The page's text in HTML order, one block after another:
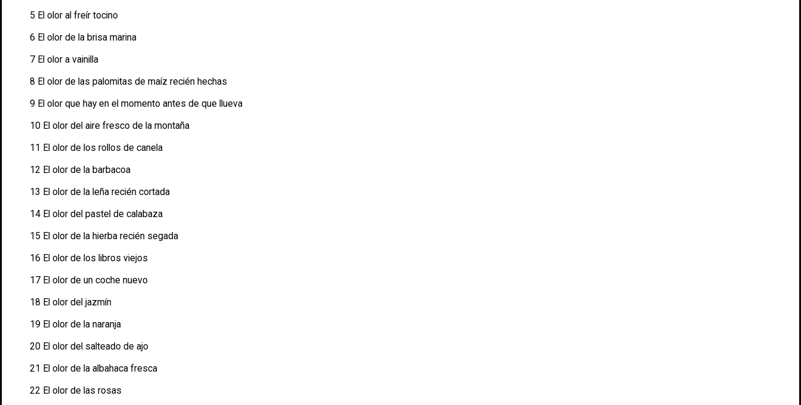
5 El olor al freír tocino
6 El olor de la brisa marina
7 El olor a vainilla
8 El olor de las palomitas de maíz recién hechas
9 El olor que hay en el momento antes de que llueva
10 El olor del aire fresco de la montaña
11 El olor de los rollos de canela
12 El olor de la barbacoa
13 El olor de la leña recién cortada
14 El olor del pastel de calabaza
15 El olor de la hierba recién segada
16 El olor de los libros viejos
17 El olor de un coche nuevo
18 El olor del jazmín
19 El olor de la naranja
20 El olor del salteado de ajo
21 El olor de la albahaca fresca
22 El olor de las rosas